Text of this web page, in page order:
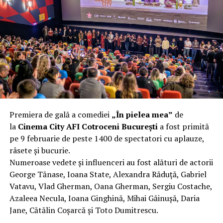
40 km/h. Nu s-a prăbușit, dar s-a deformat atât de tare
încât nu a mai putut fi pliat. Proprietarul l-a aruncat la
fier vechi a doua zi. Asta ca să fie clar de la început: nu
vorbim despre preferințe estetice, ci despre
funcționalitate reală.
Aluminiul, pe scurt: ușor,
rezistent la coroziune, dar cu
nuanțe
Aluminiul e materialul care apare primul în conversație
când cineva caută un pavilion ușor. Și pe bună dreptate.
Densitatea aluminiului e de aproximativ 2,7 g/cm³, față
de circa 7,8 g/cm³ pentru oțel. Practic, la un volum
identic, aluminiul cântărește cam o treime din greutatea
oțelului. Pentru oricine transportă, montează și
demontează frecvent o structură, diferența asta se
Premiera de gală a comediei „În pielea mea” de
la Cinema City AFI Cotroceni Bucureștia fost primită
pe 9 februarie de peste 1400 de spectatori cu aplauze,
râsete și bucurie.
Numeroase vedete și influenceri au fost alături de actorii
George Tănase, Ioana State, Alexandra Răduță, Gabriel
Vatavu, Vlad Gherman, Oana Gherman, Sergiu Costache,
Azaleea Necula, Ioana Ginghină, Mihai Găinușă, Daria
Jane, Cătălin Coșarcă și Toto Dumitrescu.